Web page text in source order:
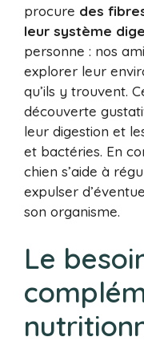
procure des
leur système
personne : nos
explorer leur
qu’ils y trouvent.
découverte
leur digestion et
et bactéries. En
chien s’aide à
expulser
son organisme.
Le